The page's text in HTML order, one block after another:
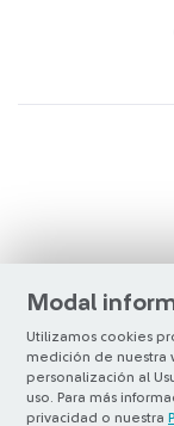
Modal
Utilizamos cookies
medición de nuestra
personalización al
uso. Para más
privacidad o nuestra
©